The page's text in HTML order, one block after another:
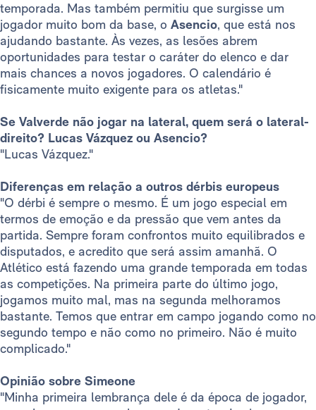
temporada. Mas também permitiu que surgisse um
jogador muito bom da base, o Asencio, que está nos
ajudando bastante. Às vezes, as lesões abrem
oportunidades para testar o caráter do elenco e dar
mais chances a novos jogadores. O calendário é
fisicamente muito exigente para os atletas."
Se Valverde não jogar na lateral, quem será o lateral-
direito? Lucas Vázquez ou Asencio?
"Lucas Vázquez."
Diferenças em relação a outros dérbis europeus
"O dérbi é sempre o mesmo. É um jogo especial em
termos de emoção e da pressão que vem antes da
partida. Sempre foram confrontos muito equilibrados e
disputados, e acredito que será assim amanhã. O
Atlético está fazendo uma grande temporada em todas
as competições. Na primeira parte do último jogo,
jogamos muito mal, mas na segunda melhoramos
bastante. Temos que entrar em campo jogando como no
segundo tempo e não como no primeiro. Não é muito
complicado."
Opinião sobre Simeone
"Minha primeira lembrança dele é da época de jogador,